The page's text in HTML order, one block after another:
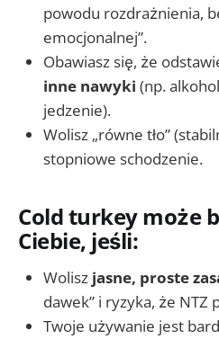
powodu rozdrażnienia,
emocjonalnej”.
Obawiasz się, że
inne nawyki (np.
jedzenie).
Wolisz „równe tło”
stopniowe schodzenie.
Cold turkey może
Ciebie, jeśli:
Wolisz jasne, proste
dawek” i ryzyka, że NTZ
Twoje używanie jest